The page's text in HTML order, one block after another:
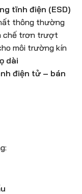
tĩnh điện (ESD)
thông thường
chế trơn trượt
môi trường kín
dài
điện tử – bán